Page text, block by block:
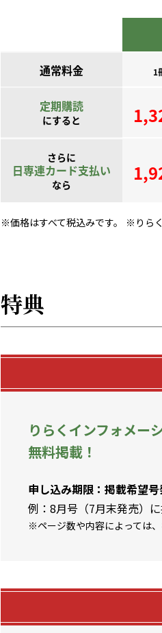
※価格はすべて税込みです。 ※りら
特典
りらくインフォメー
無料掲載！
申し込み期限
掲載希望
例：8月号（7月末発売）
※ページ数や内容によっては